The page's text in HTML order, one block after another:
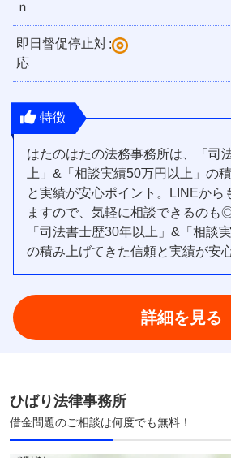
ｎ
即日督促停止対
応
:
特徴
はたのはたの法務事務所は、「司
上」&「相談実績50万円以上」の
と実績が安心ポイント。LINEから
ますので、気軽に相談できるのも
「司法書士歴30年以上」&「相談
の積み上げてきた信頼と実績が安
詳細を見る
ひばり法律事務所
借金問題のご相談は何度でも無料！